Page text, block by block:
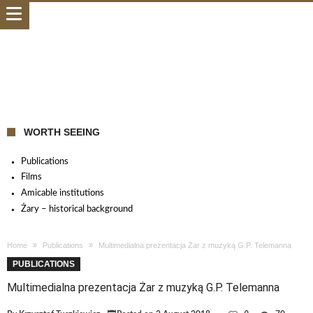
WORTH SEEING
Publications
Films
Amicable institutions
Żary – historical background
Home Publications Multimedialna prezentacja Żar z muzyką G.P. Telemanna
PUBLICATIONS
Multimedialna prezentacja Żar z muzyką G.P. Telemanna